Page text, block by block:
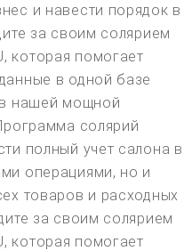
и навести порядок в
за своим солярием
которая помогает
в одной базе
нашей мощной
солярий
полный учет салона в
операциями, но и
товаров и расходных
за своим солярием
которая помогает